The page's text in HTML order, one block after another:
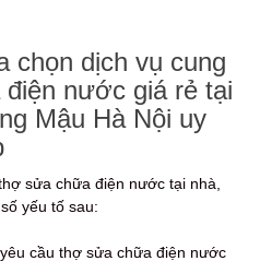
chọn dịch vụ cung
nước giá rẻ tại
Mậu Hà Nội uy
sửa chữa điện nước tại nhà,
yếu tố sau:
cầu thợ sửa chữa điện nước